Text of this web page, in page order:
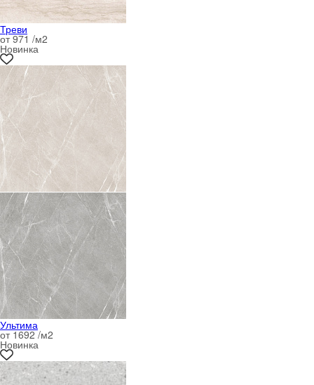
Треви
от 971 /м2
Новинка
Ультима
от 1692 /м2
Новинка